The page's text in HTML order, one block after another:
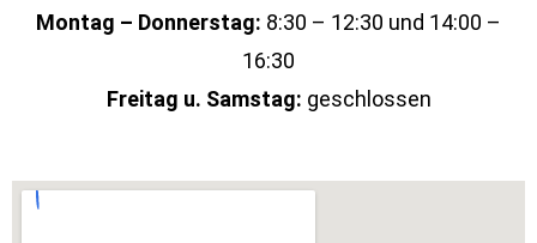
Montag – Donnerstag: 8:30 – 12:30 und 14:00 –
16:30
Freitag u. Samstag: geschlossen